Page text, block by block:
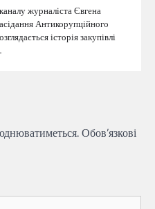
журналіста Євгена
Антикорупційного
історія закупівлі
Обов’язкові